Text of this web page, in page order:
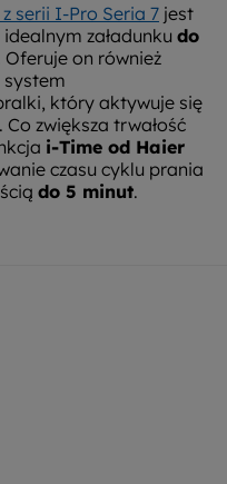
serii I-Pro Seria 7 jest
załadunku do
Oferuje on również
system
który aktywuje się
zwiększa trwałość
i-Time od Haier
czasu cyklu prania
do 5 minut.